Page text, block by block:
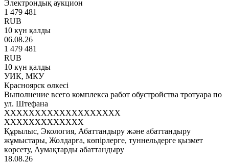
Электрондық аукцион
1 479 481
RUB
10 күн қалды
06.08.26
1 479 481
RUB
10 күн қалды
УИК, МКУ
Красноярск өлкесі
Выполнение всего комплекса работ обустройства тротуара по
ул. Штефана
XXXXXXXXXXXXXXXXXXX
XXXXXXXXXXXXX
Құрылыс, Экология, Абаттандыру және абаттандыру
жұмыстары, Жолдарға, көпірлерге, туннельдерге қызмет
көрсету, Аумақтарды абаттандыру
18.08.26